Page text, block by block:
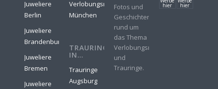
Juweliere
Berlin
Juweliere
Brandenburg
Juweliere
Bremen
Juweliere
Verlobungsringe
München
TRAURINGE
IN…
Trauringe
Augsburg
Fotos und
Geschichten
rund um
das Thema
Verlobungsringe
und
Trauringe.
hier hier